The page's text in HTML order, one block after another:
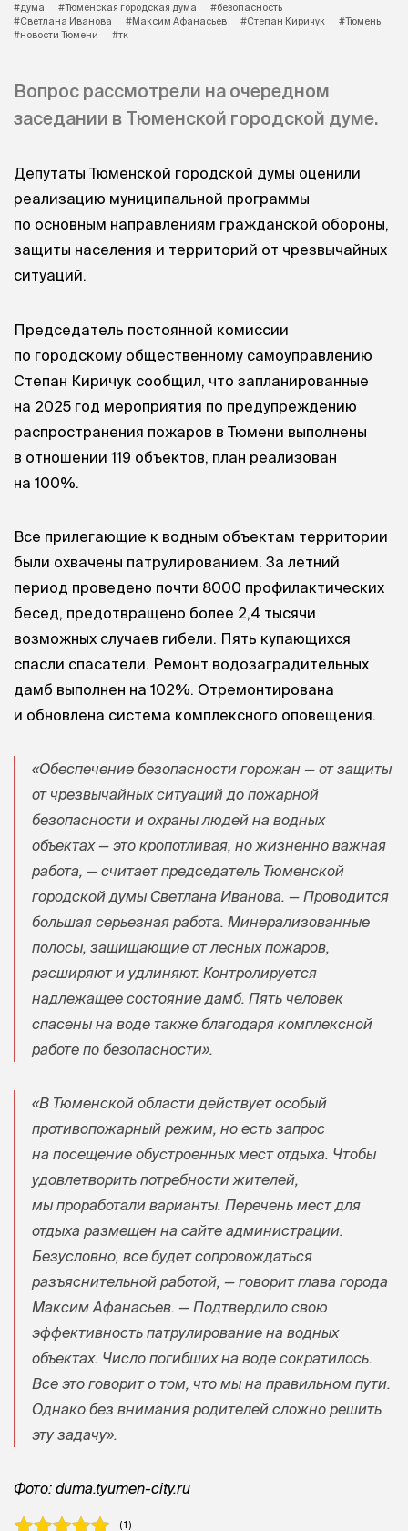
#дума #Тюменская городская дума
#безопасность
#Светлана Иванова
#Максим Афанасьев #Степан Киричук
#Тюмень
#новости Тюмени
#тк
Вопрос рассмотрели на очередном
заседании в Тюменской городской думе.
Депутаты Тюменской городской думы оценили
реализацию муниципальной программы
по основным направлениям гражданской обороны,
защиты населения и территорий от чрезвычайных
ситуаций.
Председатель постоянной комиссии
по городскому общественному самоуправлению
Степан Киричук сообщил, что запланированные
на 2025 год мероприятия по предупреждению
распространения пожаров в Тюмени выполнены
в отношении 119 объектов, план реализован
на 100%.
Все прилегающие к водным объектам территории
были охвачены патрулированием. За летний
период проведено почти 8000 профилактических
бесед, предотвращено более 2,4 тысячи
возможных случаев гибели. Пять купающихся
спасли спасатели. Ремонт водозаградительных
дамб выполнен на 102%. Отремонтирована
и обновлена система комплексного оповещения.
«Обеспечение безопасности горожан — от защиты
от чрезвычайных ситуаций до пожарной
безопасности и охраны людей на водных
объектах — это кропотливая, но жизненно важная
работа, — считает председатель Тюменской
городской думы Светлана Иванова. — Проводится
большая серьезная работа. Минерализованные
полосы, защищающие от лесных пожаров,
расширяют и удлиняют. Контролируется
надлежащее состояние дамб. Пять человек
спасены на воде также благодаря комплексной
работе по безопасности».
«В Тюменской области действует особый
противопожарный режим, но есть запрос
на посещение обустроенных мест отдыха. Чтобы
удовлетворить потребности жителей,
мы проработали варианты. Перечень мест для
отдыха размещен на сайте администрации.
Безусловно, все будет сопровождаться
разъяснительной работой, — говорит глава города
Максим Афанасьев. — Подтвердило свою
эффективность патрулирование на водных
объектах. Число погибших на воде сократилось.
Все это говорит о том, что мы на правильном пути.
Однако без внимания родителей сложно решить
эту задачу».
Фото: duma.tyumen-city.ru
( 1 )